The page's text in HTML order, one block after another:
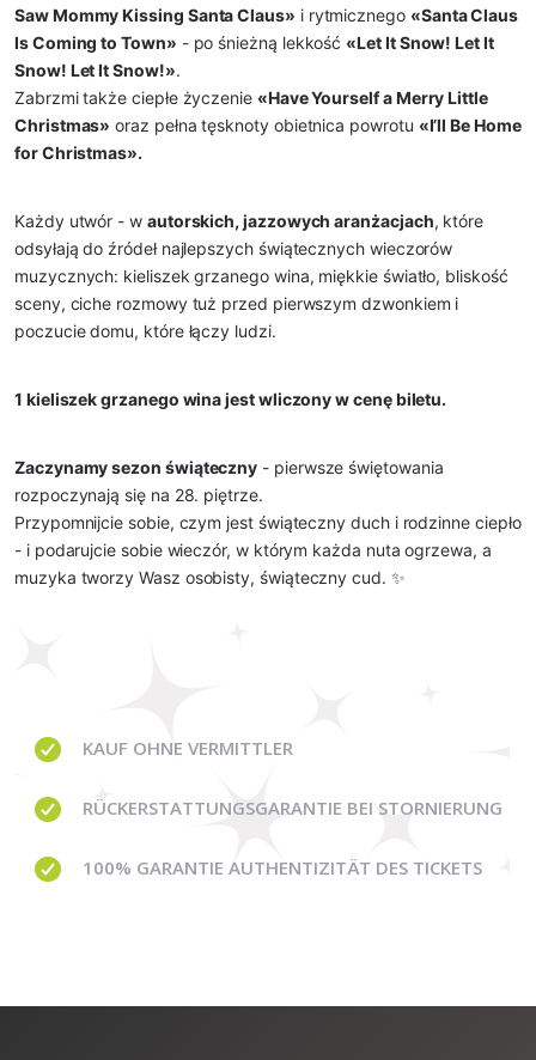
Saw Mommy Kissing Santa Claus» i rytmicznego «Santa Claus
Is Coming to Town» - po śnieżną lekkość «Let It Snow! Let It
Snow! Let It Snow!».
Zabrzmi także ciepłe życzenie «Have Yourself a Merry Little
Christmas» oraz pełna tęsknoty obietnica powrotu «I’ll Be Home
for Christmas».
Każdy utwór - w autorskich, jazzowych aranżacjach, które
odsyłają do źródeł najlepszych świątecznych wieczorów
muzycznych: kieliszek grzanego wina, miękkie światło, bliskość
sceny, ciche rozmowy tuż przed pierwszym dzwonkiem i
poczucie domu, które łączy ludzi.
1 kieliszek grzanego wina jest wliczony w cenę biletu.
Zaczynamy sezon świąteczny - pierwsze świętowania
rozpoczynają się na 28. piętrze.
Przypomnijcie sobie, czym jest świąteczny duch i rodzinne ciepło
- i podarujcie sobie wieczór, w którym każda nuta ogrzewa, a
muzyka tworzy Wasz osobisty, świąteczny cud. ✨
KAUF OHNE VERMITTLER
RÜCKERSTATTUNGSGARANTIE BEI STORNIERUNG
100% GARANTIE AUTHENTIZITÄT DES TICKETS